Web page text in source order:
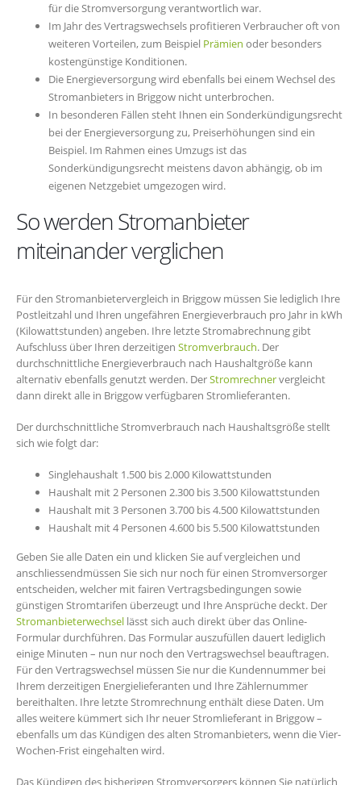
für die Stromversorgung verantwortlich war.
Im Jahr des Vertragswechsels profitieren Verbraucher oft von
weiteren Vorteilen, zum Beispiel Prämien oder besonders
kostengünstige Konditionen.
Die Energieversorgung wird ebenfalls bei einem Wechsel des
Stromanbieters in Briggow nicht unterbrochen.
In besonderen Fällen steht Ihnen ein Sonderkündigungsrecht
bei der Energieversorgung zu, Preiserhöhungen sind ein
Beispiel. Im Rahmen eines Umzugs ist das
Sonderkündigungsrecht meistens davon abhängig, ob im
eigenen Netzgebiet umgezogen wird.
So werden Stromanbieter
miteinander verglichen
Für den Stromanbietervergleich in Briggow müssen Sie lediglich Ihre
Postleitzahl und Ihren ungefähren Energieverbrauch pro Jahr in kWh
(Kilowattstunden) angeben. Ihre letzte Stromabrechnung gibt
Aufschluss über Ihren derzeitigen Stromverbrauch. Der
durchschnittliche Energieverbrauch nach Haushaltgröße kann
alternativ ebenfalls genutzt werden. DerStromrechnervergleicht
dann direkt alle in Briggow verfügbaren Stromlieferanten.
Der durchschnittliche Stromverbrauch nach Haushaltsgröße stellt
sich wie folgt dar:
Singlehaushalt 1.500 bis 2.000 Kilowattstunden
Haushalt mit 2 Personen 2.300 bis 3.500 Kilowattstunden
Haushalt mit 3 Personen 3.700 bis 4.500 Kilowattstunden
Haushalt mit 4 Personen 4.600 bis 5.500 Kilowattstunden
Geben Sie alle Daten ein und klicken Sie auf vergleichen und
anschliessendmüssen Sie sich nur noch für einen Stromversorger
entscheiden, welcher mit fairen Vertragsbedingungen sowie
günstigen Stromtarifen überzeugt und Ihre Ansprüche deckt. Der
Stromanbieterwechsel lässt sich auch direkt über das Online-
Formular durchführen. Das Formular auszufüllen dauert lediglich
einige Minuten – nun nur noch den Vertragswechsel beauftragen.
Für den Vertragswechsel müssen Sie nur die Kundennummer bei
Ihrem derzeitigen Energielieferanten und Ihre Zählernummer
bereithalten. Ihre letzte Stromrechnung enthält diese Daten. Um
alles weitere kümmert sich Ihr neuer Stromlieferant in Briggow –
ebenfalls um das Kündigen des alten Stromanbieters, wenn die Vier-
Wochen-Frist eingehalten wird.
Das Kündigen des bisherigen Stromversorgers können Sie natürlich